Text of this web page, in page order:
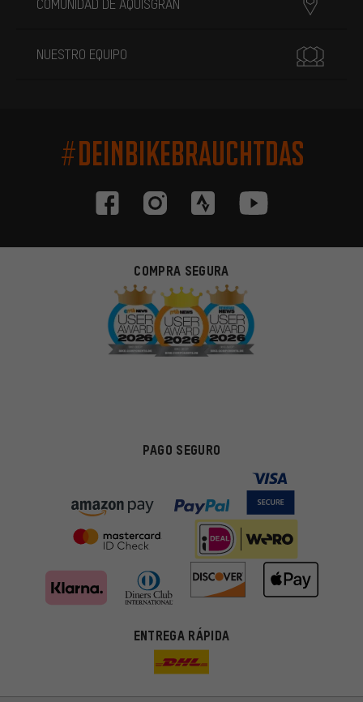
COMUNIDAD DE AQUISGRÁN
NUESTRO EQUIPO
#DEINBIKEBRAUCHTDAS
COMPRA SEGURA
PAGO SEGURO
ENTREGA RÁPIDA